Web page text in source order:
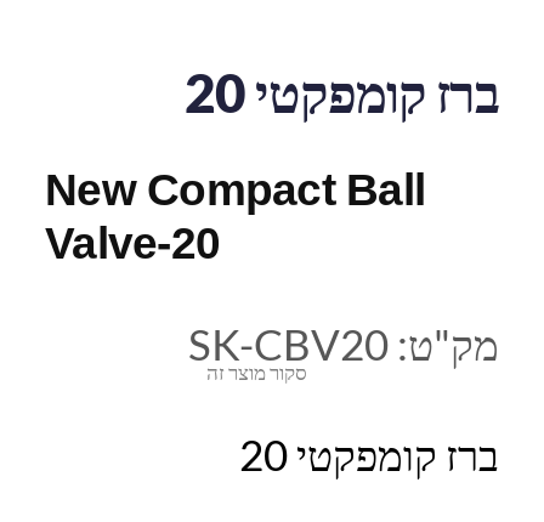
ברז קומפקטי 20
New Compact Ball
Valve-20
סקור מוצר זה
מק"ט: SK-CBV20
ברז קומפקטי 20